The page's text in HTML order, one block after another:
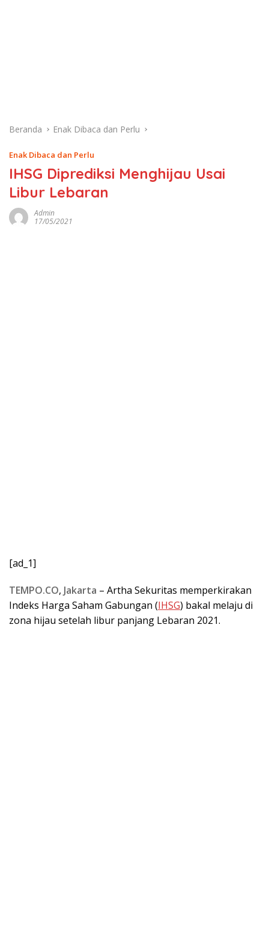
Beranda Enak Dibaca dan Perlu
Enak Dibaca dan Perlu
IHSG Diprediksi Menghijau Usai
Libur Lebaran
Admin
17/05/2021
[ad_1]
TEMPO.CO, Jakarta – Artha Sekuritas memperkirakan
Indeks Harga Saham Gabungan (IHSG) bakal melaju di
zona hijau setelah libur panjang Lebaran 2021.